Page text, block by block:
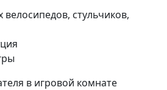
велосипедов, стульчиков,
в игровой комнате